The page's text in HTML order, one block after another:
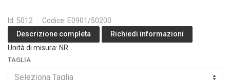
Id: 5012
Codice: E0901/50200
Descrizione completa
Richiedi informazioni
Unità di misura: NR
TAGLIA
Seleziona Taglia